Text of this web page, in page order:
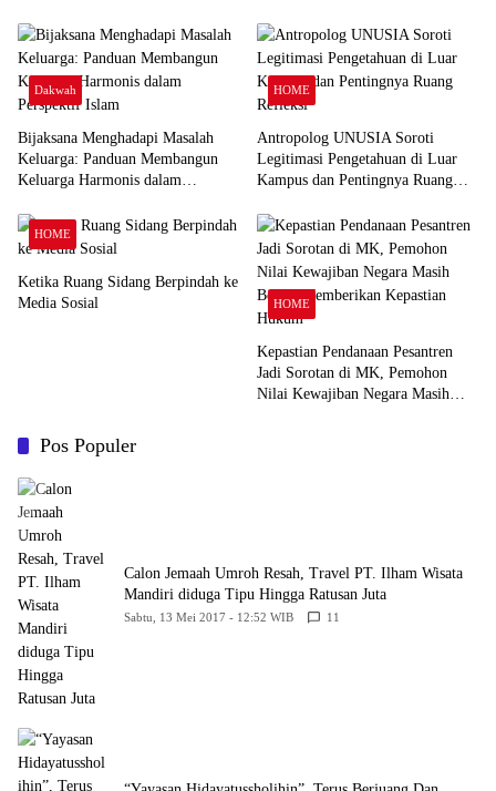
Dakwah
Bijaksana Menghadapi Masalah
Keluarga: Panduan Membangun
Keluarga Harmonis dalam
HOME
Antropolog UNUSIA Soroti
Legitimasi Pengetahuan di Luar
Kampus dan Pentingnya Ruang
HOME
Ketika Ruang Sidang Berpindah ke
Media Sosial
HOME
Kepastian Pendanaan Pesantren
Jadi Sorotan di MK, Pemohon
Nilai Kewajiban Negara Masih
Pos Populer
Calon Jemaah Umroh Resah, Travel PT. Ilham Wisata
Mandiri diduga Tipu Hingga Ratusan Juta
Sabtu, 13 Mei 2017 - 12:52 WIB 11